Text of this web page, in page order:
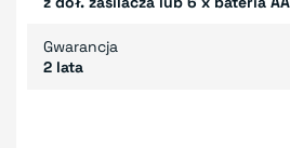
Gwarancja
2 lata